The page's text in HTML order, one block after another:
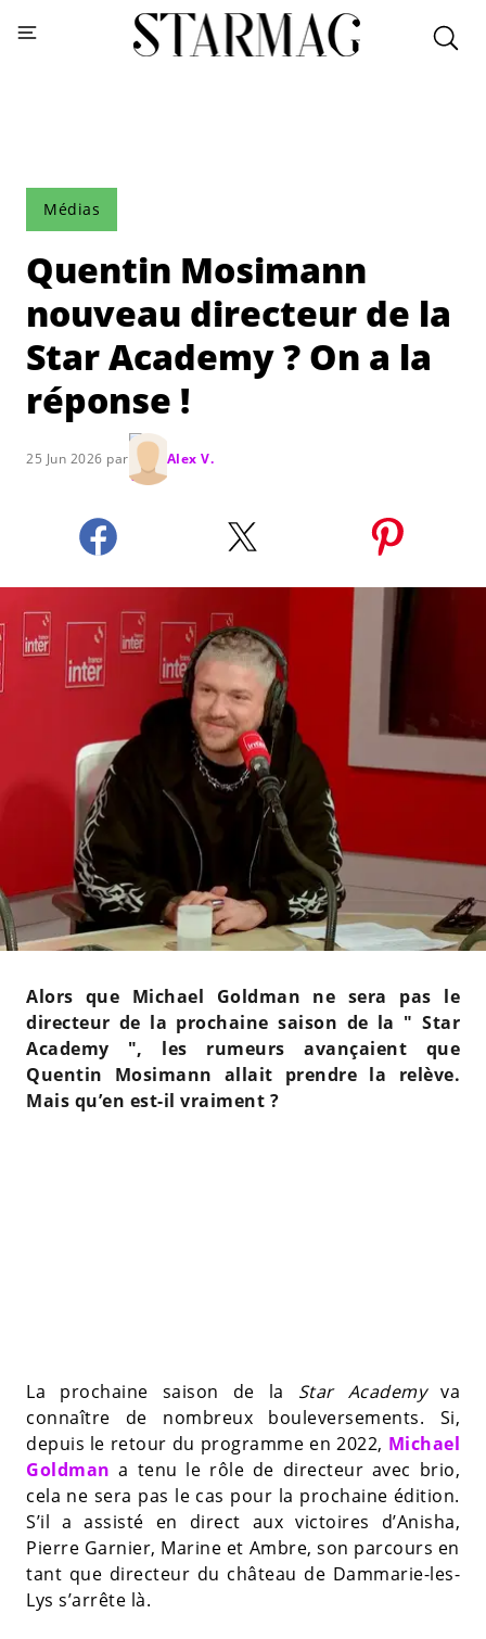
Médias
Quentin Mosimann
nouveau directeur de la
Star Academy ? On a la
réponse !
25 Jun 2026 par Alex V.
Alors que Michael Goldman ne sera pas le
directeur de la prochaine saison de la " Star
Academy ", les rumeurs avançaient que
Quentin Mosimann allait prendre la relève.
Mais qu’en est-il vraiment ?
La prochaine saison de la Star Academyva
connaître de nombreux bouleversements. Si,
depuis le retour du programme en 2022, Michael
Goldman a tenu le rôle de directeur avec brio,
cela ne sera pas le cas pour la prochaine édition.
S’il a assisté en direct aux victoires d’Anisha,
Pierre Garnier, Marine et Ambre, son parcours en
tant que directeur du château de Dammarie-les-
Lys s’arrête là.